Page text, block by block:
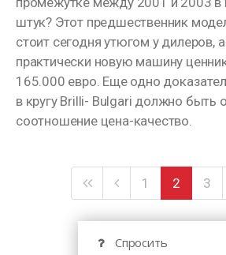
штук? Этот предшественник
стоит сегодня утюгом у дилеров,
практически новую машину
165.000 евро. Еще одно
в кругу Brilli- Bulgari должно быть
соотношение цена-качество.
1 2 3
Спросить